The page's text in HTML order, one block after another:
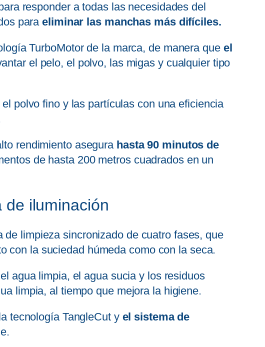
responder a todas las necesidades del
paraeliminar las manchas más difíciles.
TurboMotor de la marca, de manera queel
el pelo, el polvo, las migas y cualquier tipo
polvo fino y las partículas con una eficiencia
rendimiento asegura hasta 90 minutos de
de hasta 200 metros cuadrados en un
de iluminación
de limpieza sincronizado de cuatro fases, que
con la suciedad húmeda como con la seca.
agua limpia, el agua sucia y los residuos
limpia, al tiempo que mejora la higiene.
tecnología TangleCut y el sistema de